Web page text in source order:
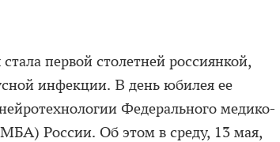
первой столетней россиянкой,
инфекции. В день юбилея ее
Федерального медико-
России. Об этом в среду, 13 мая,